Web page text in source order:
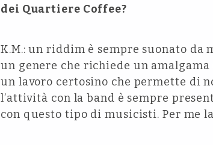
dei Quartiere Coffee?
K.M.: un riddim è sempre suonato da
un genere che richiede un
un lavoro certosino che permette di
l’attività con la band è sempre
con questo tipo di musicisti. Per me